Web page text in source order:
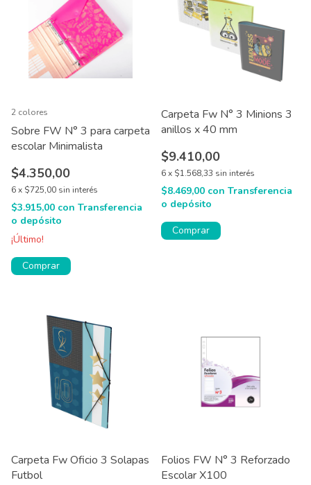
Sobre FW N° 3 para carpeta
escolar Minimalista
$4.350,00
6x $725,00 sin interés
$3.915,00 con Transferencia
o depósito
¡Último!
2 colores
Comprar
Carpeta Fw N° 3 Minions 3
anillos x 40 mm
$9.410,00
6x $1.568,33 sin interés
$8.469,00 con Transferencia
o depósito
Comprar
Carpeta Fw Oficio 3 Solapas
Futbol
Folios FW N° 3 Reforzado
Escolar X100